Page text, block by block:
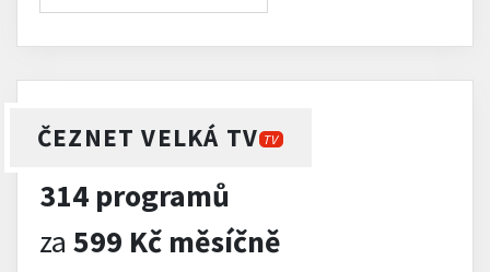
ČEZNET VELKÁ TV TV
314 programů
za 599 Kč měsíčně